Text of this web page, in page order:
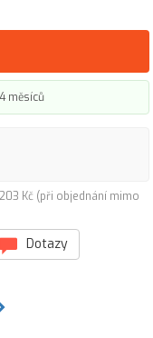
měsíců
Kč (při objednání mimo
Dotazy